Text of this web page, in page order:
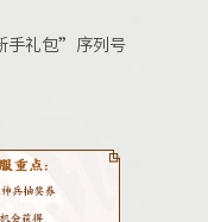
手礼包”序列号